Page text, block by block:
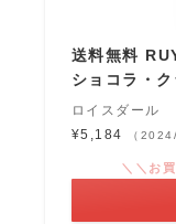
送料無料
ショコラ・
ロイスダール
¥5,184
（
＼＼お